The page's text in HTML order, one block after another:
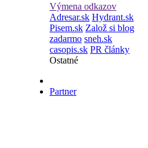
Výmena odkazov
Adresar.sk Hydrant.sk
Pisem.sk Založ si blog
zadarmo sneh.sk
casopis.sk PR články
Ostatné
Partner